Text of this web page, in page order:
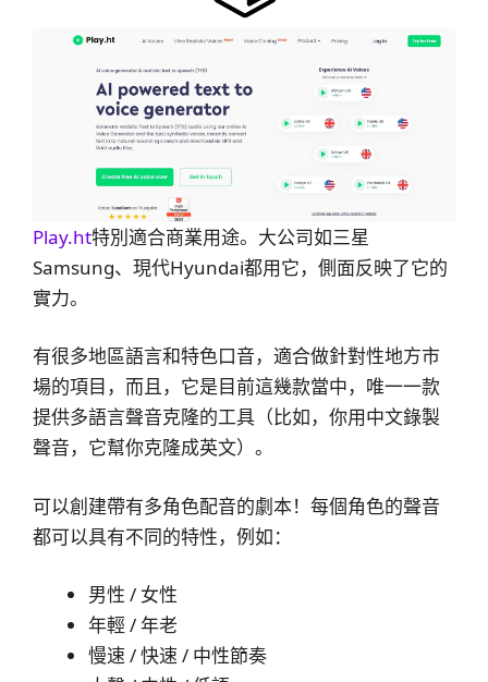
Play.ht特別適合商業用途。大公司如三星
Samsung、現代Hyundai都用它，側面反映了它的
實力。
有很多地區語言和特色口音，適合做針對性地方市
場的項目，而且，它是目前這幾款當中，唯一一款
提供多語言聲音克隆的工具（比如，你用中文錄製
聲音，它幫你克隆成英文）。
可以創建帶有多角色配音的劇本！每個角色的聲音
都可以具有不同的特性，例如：
男性 / 女性
年輕 / 年老
慢速 / 快速 / 中性節奏